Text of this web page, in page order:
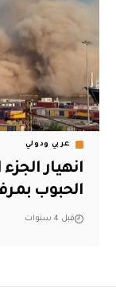
عربي ودولي
انهيار
الحبوب
قبل 4 سنوات